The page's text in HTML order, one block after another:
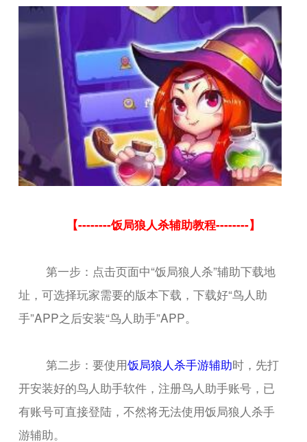
【--------饭局狼人杀辅助教程--------】
第一步：点击页面中“饭局狼人杀”辅助下载地
址，可选择玩家需要的版本下载，下载好“鸟人助
手”APP之后安装“鸟人助手”APP。
第二步：要使用饭局狼人杀手游辅助时，先打
开安装好的鸟人助手软件，注册鸟人助手账号，已
有账号可直接登陆，不然将无法使用饭局狼人杀手
游辅助。